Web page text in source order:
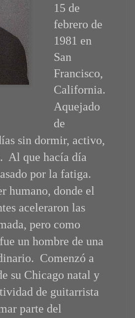
15 de
febrero de
1981 en
San
Francisco,
California.
Aquejado
de
sin dormir, activo,
Al que hacía día
por la fatiga.
humano, donde el
aceleraron las
pero como
un hombre de una
Comenzó a
su Chicago natal y
de guitarrista
parte del